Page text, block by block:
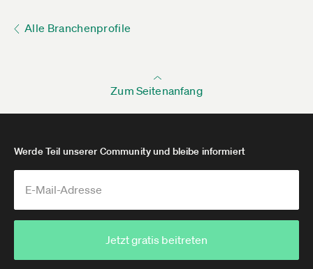
Alle Branchenprofile
Zum Seitenanfang
Werde Teil unserer Community und bleibe informiert
Jetzt gratis beitreten